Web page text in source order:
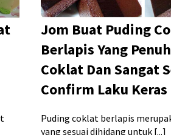
Jom Buat Puding
Berlapis Yang
Coklat Dan Sangat
Confirm Laku Keras
Puding coklat berlapis
yang sesuai dihidang untuk [...]